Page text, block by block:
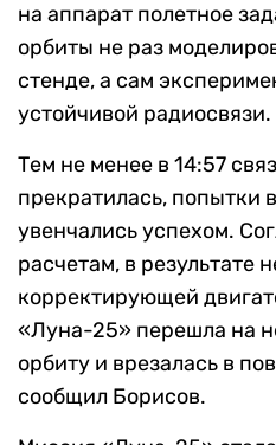
на аппарат полетное
орбиты не раз
стенде, а сам
устойчивой радиосвязи.
Тем не менее в 14:57
прекратилась, попытки
увенчались успехом.
расчетам, в результате
корректирующей
«Луна-25» перешла на
орбиту и врезалась в
сообщил Борисов.